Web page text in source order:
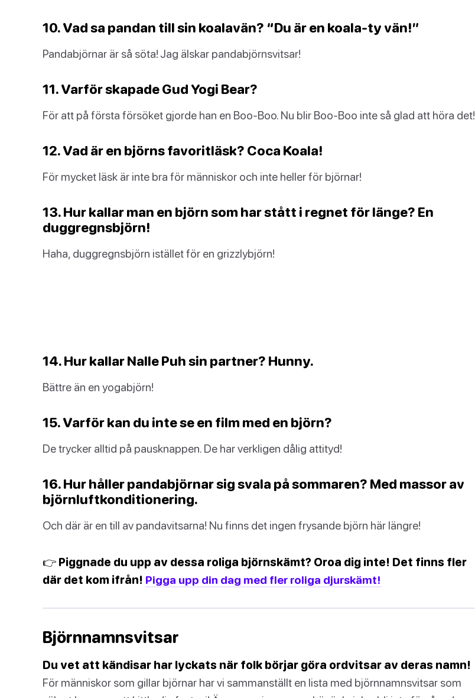
10. Vad sa pandan till sin koalavän? “Du är en koala-ty vän!”
Pandabjörnar är så söta! Jag älskar pandabjörnsvitsar!
11. Varför skapade Gud Yogi Bear?
För att på första försöket gjorde han en Boo-Boo. Nu blir Boo-Boo inte så glad att höra det!
12. Vad är en björns favoritläsk? Coca Koala!
För mycket läsk är inte bra för människor och inte heller för björnar!
13. Hur kallar man en björn som har stått i regnet för länge? En
duggregnsbjörn!
Haha, duggregnsbjörn istället för en grizzlybjörn!
14. Hur kallar Nalle Puh sin partner? Hunny.
Bättre än en yogabjörn!
15. Varför kan du inte se en film med en björn?
De trycker alltid på pausknappen. De har verkligen dålig attityd!
16. Hur håller pandabjörnar sig svala på sommaren? Med massor av
björnluftkonditionering.
Och där är en till av pandavitsarna! Nu finns det ingen frysande björn här längre!
👉 Piggnade du upp av dessa roliga björnskämt? Oroa dig inte! Det finns fler
där det kom ifrån! Pigga upp din dag med fler roliga djurskämt!
Björnnamnsvitsar
Du vet att kändisar har lyckats när folk börjar göra ordvitsar av deras namn!
För människor som gillar björnar har vi sammanställt en lista med björnnamnsvitsar som